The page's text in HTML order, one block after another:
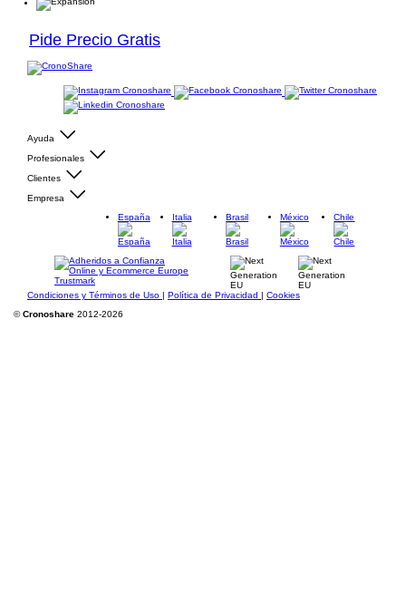
Pide Precio Gratis
Ayuda
Profesionales
Clientes
Empresa
España
Italia Brasil México Chile
Condiciones y Términos de Uso | Política de Privacidad | Cookies
©Cronoshare 2012-2026